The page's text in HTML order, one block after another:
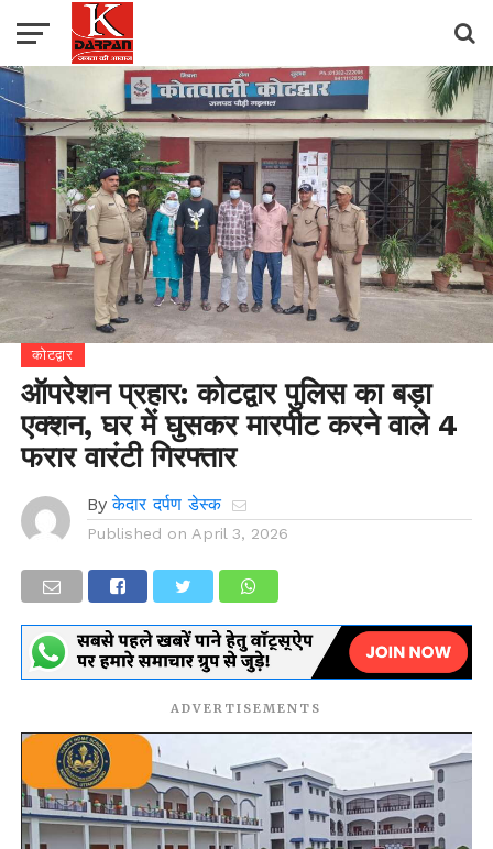
कोटद्वार
ऑपरेशन प्रहार: कोटद्वार पुलिस का बड़ा
एक्शन, घर में घुसकर मारपीट करने वाले 4
फरार वारंटी गिरफ्तार
By केदार दर्पण डेस्क
Published on April 3, 2026
ADVERTISEMENTS